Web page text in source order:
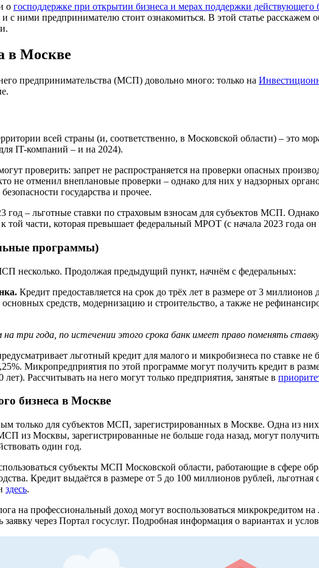
о господдержке при открытии бизнеса и мерах поддержки действующего
с ними предпринимателю стоит ознакомиться. В этой статье
в Москве
предпринимательства (МСП) довольно много: только на
всей страны (и, соответственно, в Московской области) – это
IT-компаний – и на 2024).
проверить: запрет не распространяется на проверки опасных
не отменил внеплановые проверки – однако для них у надзорных
государства и прочее.
год – льготные ставки по страховым взносам для субъектов МСП.
той части, которая превышает федеральный МРОТ (с начала 2023 года он
программы)
несколько. Продолжая предыдущий пункт, начнём с федеральных:
Кредит предоставляется на срок до трёх лет в размере от 3
средств, модернизацию и строительство, а также не
три года, по истечении этого срока банк имеет право поменять
льготный кредит для малого и микробизнеса по ставке
Микропредприятия по этой программе могут получить кредит в
лет). Рассчитывать на него могут только предприятия, занятые в
бизнеса в Москве
только для субъектов МСП, зарегистрированных в Москве. Одна из
из Москвы, зарегистрированные не больше года назад, могут
один год.
субъекты МСП Московской области, работающие в сфере
Кредит выдаётся в размере от 5 до 100 миллионов рублей,
здесь.
на профессиональный доход могут воспользоваться микрокредитом
через Портал госуслуг. Подробная информация о вариантах и